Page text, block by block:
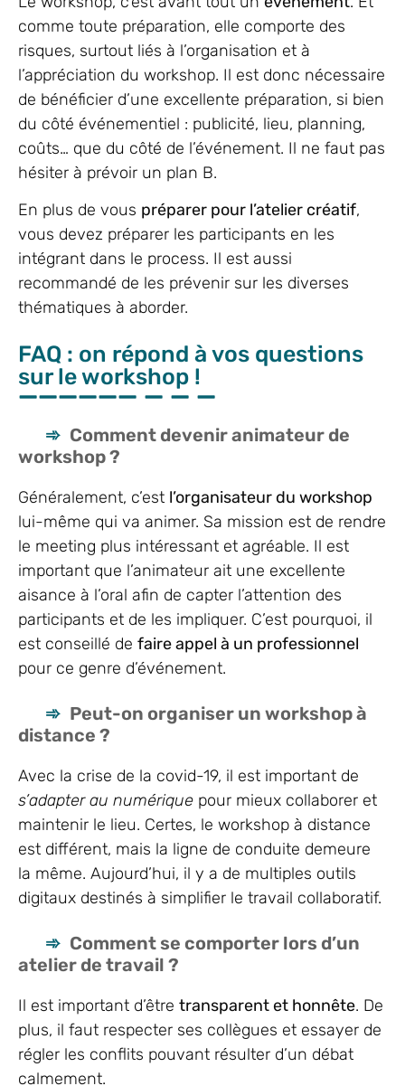
comme toute préparation, elle comporte des
risques, surtout liés à l’organisation et à
l’appréciation du workshop. Il est donc nécessaire
de bénéficier d’une excellente préparation, si bien
du côté événementiel : publicité, lieu, planning,
coûts… que du côté de l’événement. Il ne faut pas
hésiter à prévoir un plan B.
En plus de vous préparer pour l’atelier créatif,
vous devez préparer les participants en les
intégrant dans le process. Il est aussi
recommandé de les prévenir sur les diverses
thématiques à aborder.
FAQ : on répond à vos questions
sur le workshop !
Comment devenir animateur de
workshop ?
Généralement, c’est l’organisateur du workshop
lui-même qui va animer. Sa mission est de rendre
le meeting plus intéressant et agréable. Il est
important que l’animateur ait une excellente
aisance à l’oral afin de capter l’attention des
participants et de les impliquer. C’est pourquoi, il
est conseillé de faire appel à un professionnel
pour ce genre d’événement.
Peut-on organiser un workshop à
distance ?
Avec la crise de la covid-19, il est important de
s’adapter au numérique pour mieux collaborer et
maintenir le lieu. Certes, le workshop à distance
est différent, mais la ligne de conduite demeure
la même. Aujourd’hui, il y a de multiples outils
digitaux destinés à simplifier le travail collaboratif.
Comment se comporter lors d’un
atelier de travail ?
Il est important d’être transparent et honnête. De
plus, il faut respecter ses collègues et essayer de
régler les conflits pouvant résulter d’un débat
calmement.